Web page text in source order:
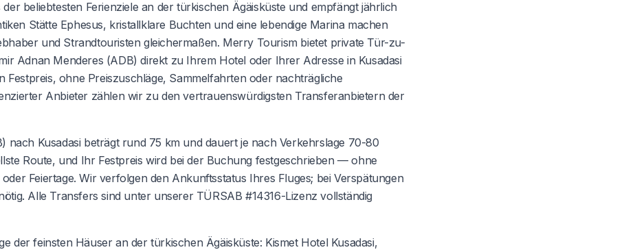
der beliebtesten Ferienziele an der türkischen Ägäisküste und empfängt jährlich
Stätte Ephesus, kristallklare Buchten und eine lebendige Marina machen
und Strandtouristen gleichermaßen. Merry Tourism bietet private Tür-zu-
Adnan Menderes (ADB) direkt zu Ihrem Hotel oder Ihrer Adresse in Kusadasi
ohne Preiszuschläge, Sammelfahrten oder nachträgliche
Anbieter zählen wir zu den vertrauenswürdigsten Transferanbietern der
nach Kusadasi beträgt rund 75 km und dauert je nach Verkehrslage 70-80
Route, und Ihr Festpreis wird bei der Buchung festgeschrieben — ohne
Feiertage. Wir verfolgen den Ankunftsstatus Ihres Fluges; bei Verspätungen
Alle Transfers sind unter unserer TÜRSAB #14316-Lizenz vollständig
der feinsten Häuser an der türkischen Ägäisküste: Kismet Hotel Kusadasi,